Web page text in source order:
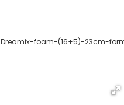
Dreamix-foam-(16+5)-23cm-